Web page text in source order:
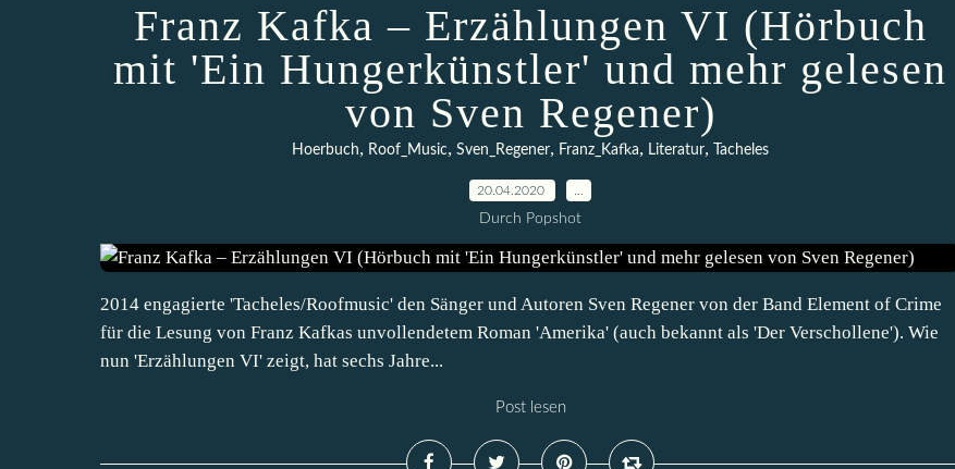
Franz Kafka – Erzählungen VI (Hörbuch
mit 'Ein Hungerkünstler' und mehr gelesen
von Sven Regener)
Hoerbuch, Roof_Music, Sven_Regener, Franz_Kafka, Literatur, Tacheles
20.04.2020
Durch Popshot
2014 engagierte 'Tacheles/Roofmusic' den Sänger und Autoren Sven Regener von der Band Element of Crime
für die Lesung von Franz Kafkas unvollendetem Roman 'Amerika' (auch bekannt als 'Der Verschollene'). Wie
nun 'Erzählungen VI' zeigt, hat sechs Jahre...
Post lesen